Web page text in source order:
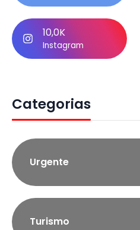
10,0K
Instagram
Categorias
Urgente
Turismo